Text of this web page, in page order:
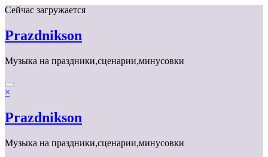
Перейти
содержимому
Сейчас загружается
Prazdnikson
Музыка на праздники,сценарии,минусовки
×
Prazdnikson
Музыка на праздники,сценарии,минусовки